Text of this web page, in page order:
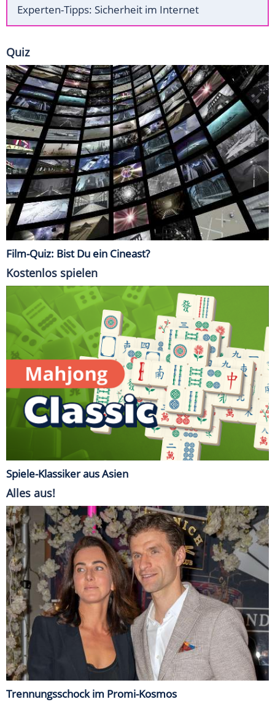
Experten-Tipps: Sicherheit im Internet
Quiz
Film-Quiz: Bist Du ein Cineast?
Kostenlos spielen
Spiele-Klassiker aus Asien
Alles aus!
Trennungsschock im Promi-Kosmos